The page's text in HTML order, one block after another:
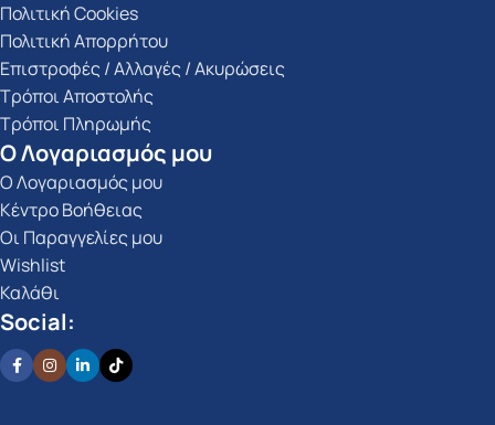
Πολιτική Cookies
Πολιτική Απορρήτου
Επιστροφές / Αλλαγές / Ακυρώσεις
Τρόποι Αποστολής
Τρόποι Πληρωμής
Ο Λογαριασμός μου
Ο Λογαριασμός μου
Κέντρο Βοήθειας
Οι Παραγγελίες μου
Wishlist
Καλάθι
Social: